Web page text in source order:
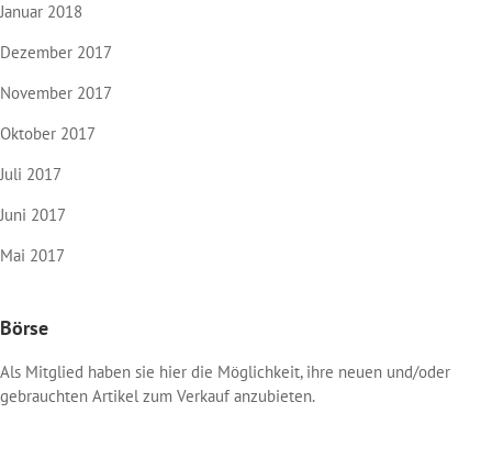
Januar 2018
Dezember 2017
November 2017
Oktober 2017
Juli 2017
Juni 2017
Mai 2017
Börse
Als Mitglied haben sie hier die Möglichkeit, ihre neuen und/oder
gebrauchten Artikel zum Verkauf anzubieten.